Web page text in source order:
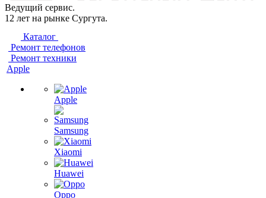
Ведущий сервис.
12 лет на рынке Сургута.
Каталог
Ремонт телефонов
Ремонт техники
Apple
Apple
Samsung
Xiaomi
Huawei
Oppo